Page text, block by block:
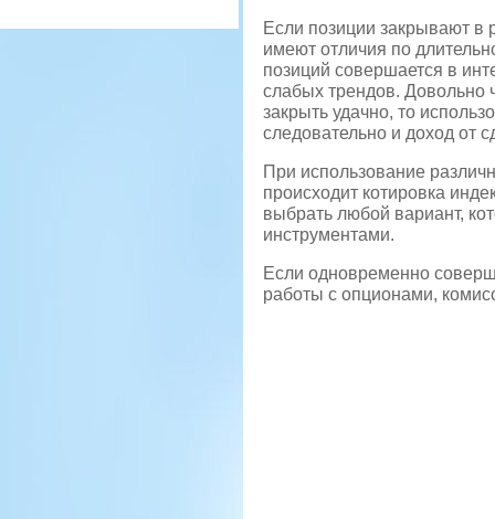
Если позиции закрывают в
имеют отличия по
позиций совершается в
слабых трендов. Довольно
закрыть удачно, то
следовательно и доход от
При использование
происходит котировка
выбрать любой вариант,
инструментами.
Если одновременно
работы с опционами,